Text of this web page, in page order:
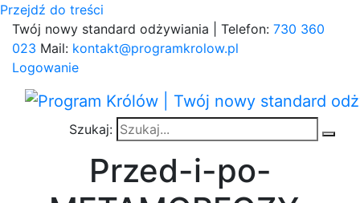
Przejdź do treści
Twój nowy standard odżywiania | Telefon: 730 360
023 Mail: kontakt@programkrolow.pl
Logowanie
Szukaj:
Przed-i-po-